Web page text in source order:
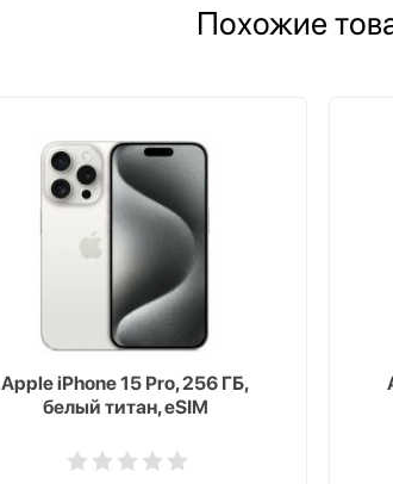
Похожие
Apple iPhone 15 Pro, 256 ГБ,
белый титан, eSIM